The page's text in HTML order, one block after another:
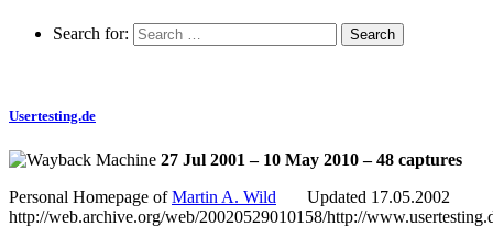
Search for: Search
Usertesting.de
27 Jul 2001 – 10 May 2010 – 48 captures
Personal Homepage ofMartin A. Wild Updated 17.05.2002
http://web.archive.org/web/20020529010158/http://